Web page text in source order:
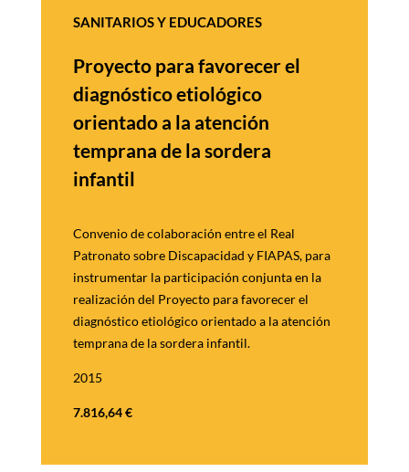
SANITARIOS Y EDUCADORES
Proyecto para favorecer el
diagnóstico etiológico
orientado a la atención
temprana de la sordera
infantil
Convenio de colaboración entre el Real
Patronato sobre Discapacidad y FIAPAS, para
instrumentar la participación conjunta en la
realización del Proyecto para favorecer el
diagnóstico etiológico orientado a la atención
temprana de la sordera infantil.
2015
7.816,64€